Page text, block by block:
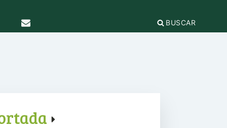
BUSCAR
Feminista